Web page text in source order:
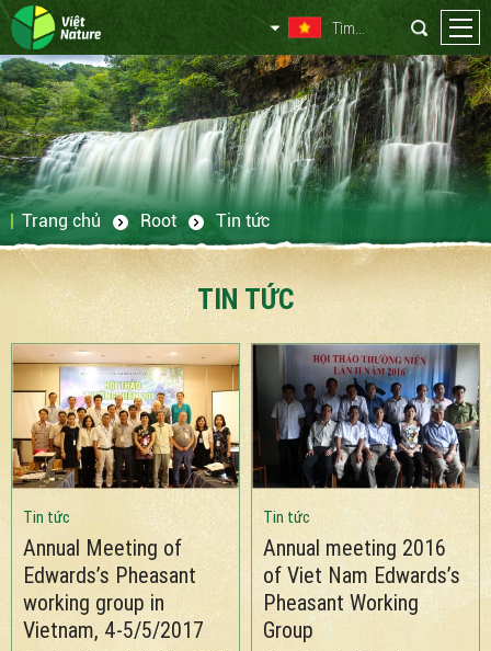
Trang chủ Root Tin tức
TIN TỨC
Tin tức
Annual Meeting of
Edwards’s Pheasant
working group in
Vietnam, 4-5/5/2017
Tin tức
Annual meeting 2016
of Viet Nam Edwards’s
Pheasant Working
Group